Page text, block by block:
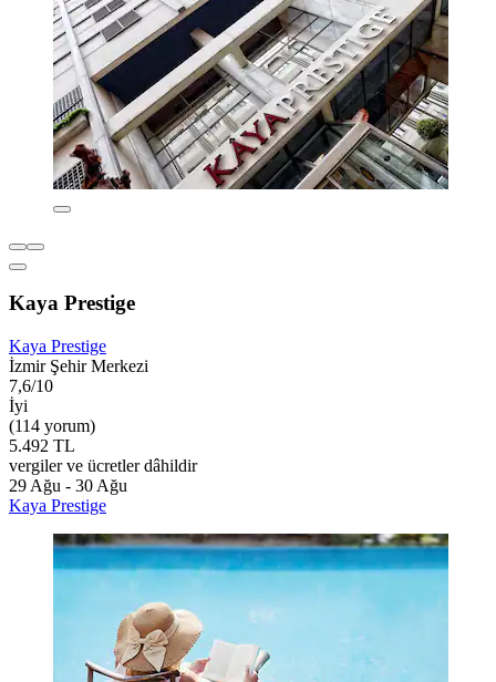
Kaya Prestige
Kaya Prestige
İzmir Şehir Merkezi
7,6/10
İyi
(114 yorum)
5.492 TL
vergiler ve ücretler dâhildir
29 Ağu - 30 Ağu
Kaya Prestige